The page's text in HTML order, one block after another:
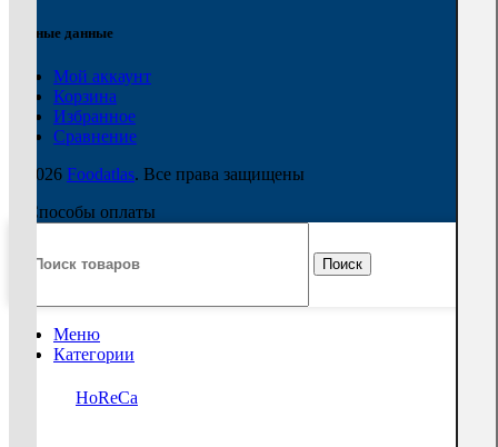
Личные данные
Мой аккаунт
Корзина
Избранное
Сравнение
© 2026 Foodatlas. Все права защищены
Поиск
Меню
Категории
HoReCa